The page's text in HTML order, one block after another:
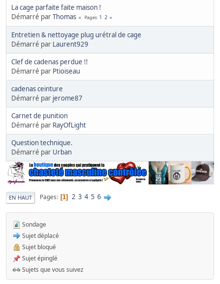
La cage parfaite faite maison !
Démarré parThomas Pages 1 2
Entretien & nettoyage plug urétral de cage
Démarré par Laurent929
Clef de cadenas perdue !!
Démarré par Ptioiseau
cadenas ceinture
Démarré par jerome87
Carnet de punition
Démarré par RayOfLight
Question technique.
Démarré par Urban
EN HAUT Pages 1 2 3 4 5 6
Sondage
Sujet déplacé
Sujet bloqué
Sujet épinglé
Sujets que vous suivez